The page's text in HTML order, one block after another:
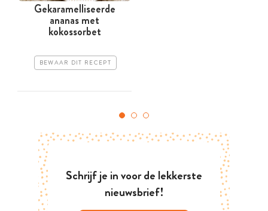
Gekaramelliseerde
ananas met
kokossorbet
BEWAAR DIT RECEPT
Schrijf je in voor de lekkerste
nieuwsbrief!